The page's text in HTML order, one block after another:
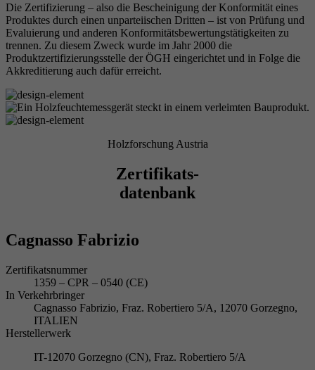
Die Zertifizierung – also die Bescheinigung der Konformität eines
Produktes durch einen unparteiischen Dritten – ist von Prüfung und
Evaluierung und anderen Konformitätsbewertungstätigkeiten zu
trennen. Zu diesem Zweck wurde im Jahr 2000 die
Produktzertifizierungsstelle der ÖGH eingerichtet und in Folge die
Akkreditierung auch dafür erreicht.
Holzforschung Austria
Zertifikats-
datenbank
Cagnasso Fabrizio
Zertifikatsnummer
1359 – CPR – 0540 (CE)
In Verkehrbringer
Cagnasso Fabrizio, Fraz. Robertiero 5/A, 12070 Gorzegno,
ITALIEN
Herstellerwerk
IT-12070 Gorzegno (CN), Fraz. Robertiero 5/A